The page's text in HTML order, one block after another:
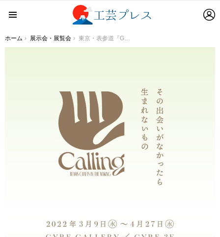
You are here:
ホーム 展示会・展覧会 東京・表参道『GYRE GALLERY』にて、『Calling BEAMS CRAFTS IN THE MAKING』の展覧会を2022年3月9日（水）〜4月27日（水）開催